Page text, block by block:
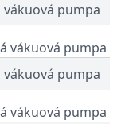
vákuová pumpa
vákuová pumpa